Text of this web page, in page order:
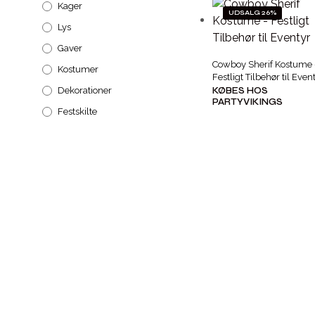
Kager
Lys
Gaver
Kostumer
Dekorationer
Festskilte
UDSALG 26%
Cowboy Sherif Kostume
Festligt Tilbehør til
KØBES HOS
PARTYVIKINGS